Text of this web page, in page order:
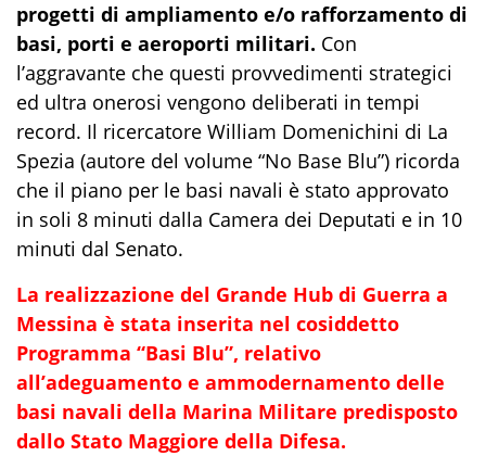
progetti di ampliamento e/o rafforzamento di
basi, porti e aeroporti militari. Con
l’aggravante che questi provvedimenti strategici
ed ultra onerosi vengono deliberati in tempi
record. Il ricercatore William Domenichini di La
Spezia (autore del volume “No Base Blu”) ricorda
che il piano per le basi navali è stato approvato
in soli 8 minuti dalla Camera dei Deputati e in 10
minuti dal Senato.
La realizzazione del Grande Hub di Guerra a
Messina è stata inserita nel cosiddetto
Programma “Basi Blu”, relativo
all’adeguamento e ammodernamento delle
basi navali della Marina Militare predisposto
dallo Stato Maggiore della Difesa.